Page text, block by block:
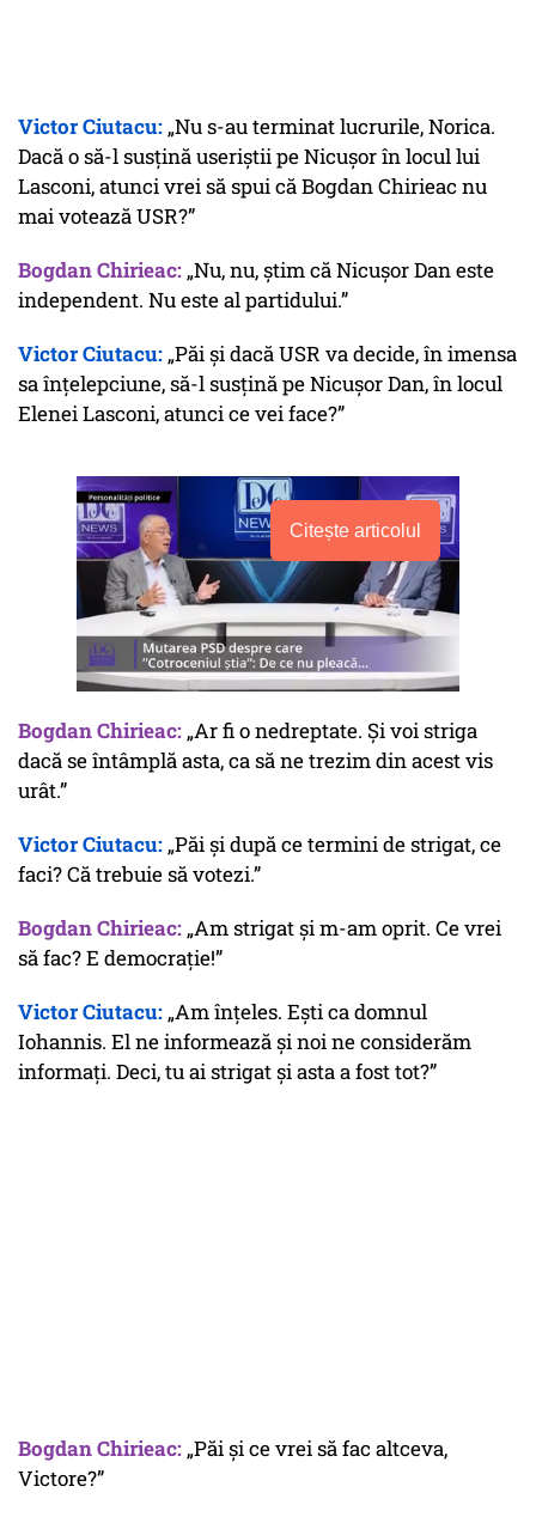
Victor Ciutacu: „Nu s-au terminat lucrurile, Norica.
Dacă o să-l susțină useriștii pe Nicușor în locul lui
Lasconi, atunci vrei să spui că Bogdan Chirieac nu
mai votează USR?”
Bogdan Chirieac: „Nu, nu, știm că Nicușor Dan este
independent. Nu este al partidului.”
Victor Ciutacu: „Păi și dacă USR va decide, în imensa
sa înțelepciune, să-l susțină pe Nicușor Dan, în locul
Elenei Lasconi, atunci ce vei face?”
Citește articolul
Bogdan Chirieac: „Ar fi o nedreptate. Și voi striga
dacă se întâmplă asta, ca să ne trezim din acest vis
urât.”
Victor Ciutacu: „Păi și după ce termini de strigat, ce
faci? Că trebuie să votezi.”
Bogdan Chirieac: „Am strigat și m-am oprit. Ce vrei
să fac? E democrație!”
Victor Ciutacu: „Am înțeles. Ești ca domnul
Iohannis. El ne informează și noi ne considerăm
informați. Deci, tu ai strigat și asta a fost tot?”
Bogdan Chirieac: „Păi și ce vrei să fac altceva,
Victore?”